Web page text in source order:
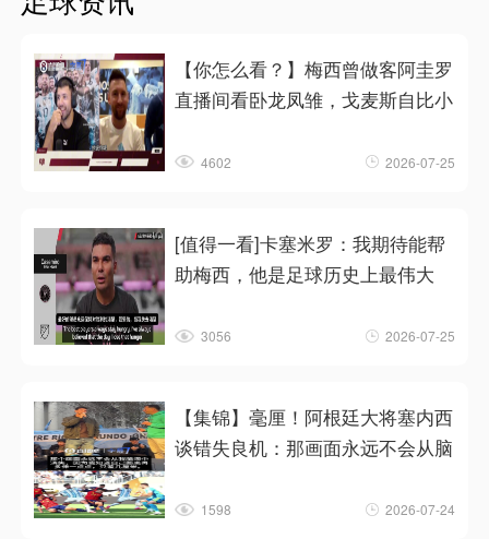
【你怎么看？】梅西曾做客阿圭罗
直播间看卧龙凤雏，戈麦斯自比小
4602 2026-07-25
[值得一看]卡塞米罗：我期待能帮
助梅西，他是足球历史上最伟大
3056 2026-07-25
【集锦】毫厘！阿根廷大将塞内西
谈错失良机：那画面永远不会从脑
1598 2026-07-24